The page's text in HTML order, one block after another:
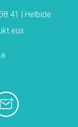
41 | Helbide